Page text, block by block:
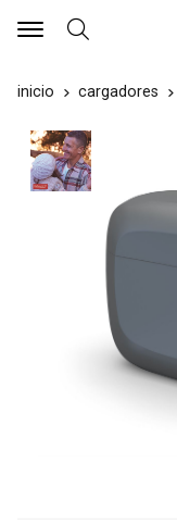
Buscar
inicio cargadores